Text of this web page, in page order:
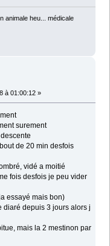
animale heu... médicale
à 01:00:12 »
surement
de 20 min desfois
vidé a moitié
fois desfois je peu vider
essayé mais bon)
diaré depuis 3 jours alors j
mais la 2 mestinon par